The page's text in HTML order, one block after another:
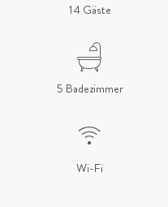
14 Gäste
5 Badezimmer
Wi-Fi